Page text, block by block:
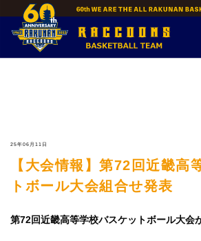
content
25年06月11日
【大会情報】第72回近畿高
トボール大会組合せ発表
第72回近畿高等学校バスケットボール大会